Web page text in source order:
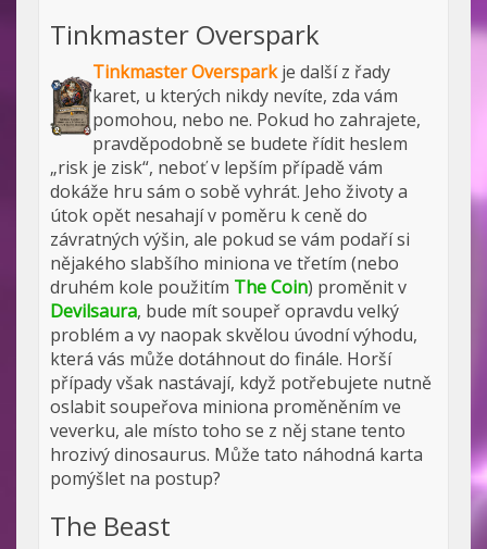
Tinkmaster Overspark
Tinkmaster Oversparkje další z řady
karet, u kterých nikdy nevíte, zda vám
pomohou, nebo ne. Pokud ho zahrajete,
pravděpodobně se budete řídit heslem
„risk je zisk“, neboť v lepším případě vám
dokáže hru sám o sobě vyhrát. Jeho životy a
útok opět nesahají v poměru k ceně do
závratných výšin, ale pokud se vám podaří si
nějakého slabšího miniona ve třetím (nebo
druhém kole použitím The Coin) proměnit v
Devilsaura, bude mít soupeř opravdu velký
problém a vy naopak skvělou úvodní výhodu,
která vás může dotáhnout do finále. Horší
případy však nastávají, když potřebujete nutně
oslabit soupeřova miniona proměněním ve
veverku, ale místo toho se z něj stane tento
hrozivý dinosaurus. Může tato náhodná karta
pomýšlet na postup?
The Beast